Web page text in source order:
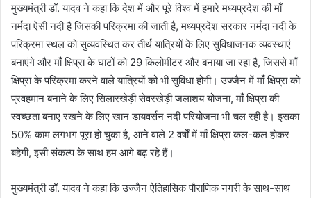
मुख्यमंत्री डॉ. यादव ने कहा कि देश में और पूरे विश्व में हमारे मध्यप्रदेश की माँ
नर्मदा ऐसी नदी है जिसकी परिक्रमा की जाती है, मध्यप्रदेश सरकार नर्मदा नदी के
परिक्रमा स्थल को सुव्यवस्थित कर तीर्थ यात्रियों के लिए सुविधाजनक व्यवस्थाएं
बनाएंगे और माँ क्षिप्रा के घाटों को 29 किलोमीटर और बनाया जा रहा है, जिससे माँ
क्षिप्रा के परिक्रमा करने वाले यात्रियों को भी सुविधा होगी। उज्जैन में माँ क्षिप्रा को
प्रवहमान बनाने के लिए सिलारखेड़ी सेवरखेड़ी जलाशय योजना, माँ क्षिप्रा की
स्वच्छता बनाए रखने के लिए खान डायवर्सन नदी परियोजना भी चल रही है। इसका
50% काम लगभग पूरा हो चुका है, आने वाले 2 वर्षों में माँ क्षिप्रा कल-कल होकर
बहेगी, इसी संकल्प के साथ हम आगे बढ़ रहे हैं।
मुख्यमंत्री डॉ. यादव ने कहा कि उज्जैन ऐतिहासिक पौराणिक नगरी के साथ-साथ